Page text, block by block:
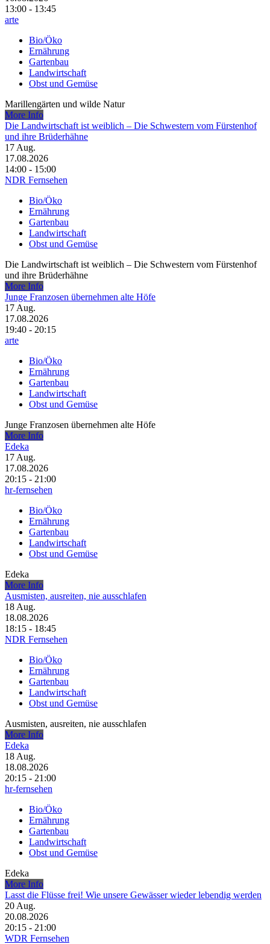
13:00 - 13:45
arte
Bio/Öko
Ernährung
Gartenbau
Landwirtschaft
Obst und Gemüse
Marillengärten und wilde Natur
More Info
Die Landwirtschaft ist weiblich – Die Schwestern vom Fürstenhof
und ihre Brüderhähne
17 Aug.
17.08.2026
14:00 - 15:00
NDR Fernsehen
Bio/Öko
Ernährung
Gartenbau
Landwirtschaft
Obst und Gemüse
Die Landwirtschaft ist weiblich – Die Schwestern vom Fürstenhof
und ihre Brüderhähne
More Info
Junge Franzosen übernehmen alte Höfe
17 Aug.
17.08.2026
19:40 - 20:15
arte
Bio/Öko
Ernährung
Gartenbau
Landwirtschaft
Obst und Gemüse
Junge Franzosen übernehmen alte Höfe
More Info
Edeka
17 Aug.
17.08.2026
20:15 - 21:00
hr-fernsehen
Bio/Öko
Ernährung
Gartenbau
Landwirtschaft
Obst und Gemüse
Edeka
More Info
Ausmisten, ausreiten, nie ausschlafen
18 Aug.
18.08.2026
18:15 - 18:45
NDR Fernsehen
Bio/Öko
Ernährung
Gartenbau
Landwirtschaft
Obst und Gemüse
Ausmisten, ausreiten, nie ausschlafen
More Info
Edeka
18 Aug.
18.08.2026
20:15 - 21:00
hr-fernsehen
Bio/Öko
Ernährung
Gartenbau
Landwirtschaft
Obst und Gemüse
Edeka
More Info
Lasst die Flüsse frei! Wie unsere Gewässer wieder lebendig werden
20 Aug.
20.08.2026
20:15 - 21:00
WDR Fernsehen